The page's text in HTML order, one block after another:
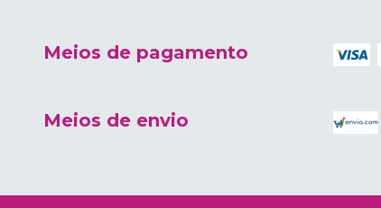
Meios de pagamento
Meios de envio